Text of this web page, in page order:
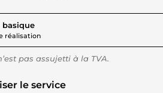
basiquepour 23,04 $US
réalisation
pas assujetti à la TVA.
le service